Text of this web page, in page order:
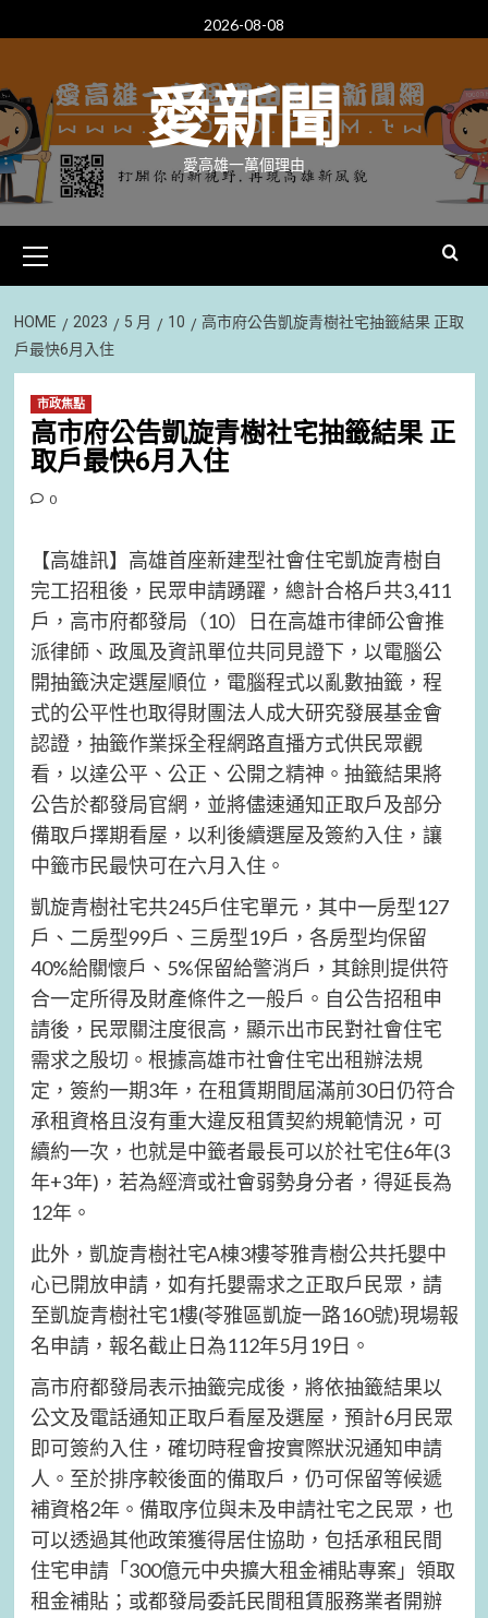
to
2026-08-08
愛新聞
愛高雄一萬個理由
Menu
HOME 2023 5 月 10
高市府公告凱旋青樹社宅抽籤結果 正取
戶最快6月入住
市政焦點
高市府公告凱旋青樹社宅抽籤結果 正
取戶最快6月入住
0
【高雄訊】高雄首座新建型社會住宅凱旋青樹自
完工招租後，民眾申請踴躍，總計合格戶共3,411
戶，高市府都發局（10）日在高雄市律師公會推
派律師、政風及資訊單位共同見證下，以電腦公
開抽籤決定選屋順位，電腦程式以亂數抽籤，程
式的公平性也取得財團法人成大研究發展基金會
認證，抽籤作業採全程網路直播方式供民眾觀
看，以達公平、公正、公開之精神。抽籤結果將
公告於都發局官網，並將儘速通知正取戶及部分
備取戶擇期看屋，以利後續選屋及簽約入住，讓
中籤市民最快可在六月入住。
凱旋青樹社宅共245戶住宅單元，其中一房型127
戶、二房型99戶、三房型19戶，各房型均保留
40%給關懷戶、5%保留給警消戶，其餘則提供符
合一定所得及財產條件之一般戶。自公告招租申
請後，民眾關注度很高，顯示出市民對社會住宅
需求之殷切。根據高雄市社會住宅出租辦法規
定，簽約一期3年，在租賃期間屆滿前30日仍符合
承租資格且沒有重大違反租賃契約規範情況，可
續約一次，也就是中籤者最長可以於社宅住6年(3
年+3年)，若為經濟或社會弱勢身分者，得延長為
12年。
此外，凱旋青樹社宅A棟3樓苓雅青樹公共托嬰中
心已開放申請，如有托嬰需求之正取戶民眾，請
至凱旋青樹社宅1樓(苓雅區凱旋一路160號)現場報
名申請，報名截止日為112年5月19日。
高市府都發局表示抽籤完成後，將依抽籤結果以
公文及電話通知正取戶看屋及選屋，預計6月民眾
即可簽約入住，確切時程會按實際狀況通知申請
人。至於排序較後面的備取戶，仍可保留等候遞
補資格2年。備取序位與未及申請社宅之民眾，也
可以透過其他政策獲得居住協助，包括承租民間
住宅申請「300億元中央擴大租金補貼專案」領取
租金補貼；或都發局委託民間租賃服務業者開辦